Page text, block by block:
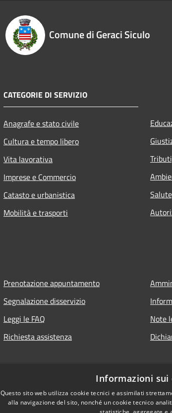
Comune di Geraci Siculo
CATEGORIE DI SERVIZIO
Anagrafe e stato civile
Cultura e tempo libero
Vita lavorativa
Imprese e Commercio
Catasto e urbanistica
Mobilità e trasporti
Prenotazione appuntamento
Segnalazione disservizio
Leggi le FAQ
Richiesta assistenza
Note
Informazioni sui
Questo sito web utilizza cookie tecnici e assimilati
alla navigazione del sito, nonché un cookie tecnico